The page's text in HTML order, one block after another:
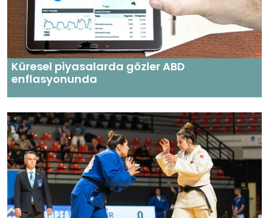
Küresel piyasalarda gözler ABD
enflasyonunda